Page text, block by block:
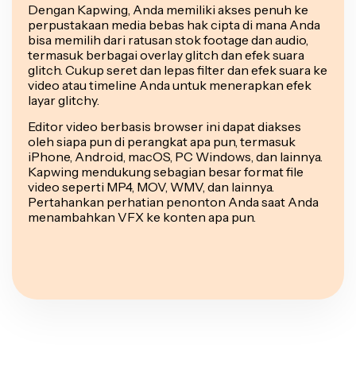
Dengan Kapwing, Anda memiliki akses penuh ke
perpustakaan media bebas hak cipta di mana Anda
bisa memilih dari ratusan stok footage dan audio,
termasuk berbagai overlay glitch dan efek suara
glitch. Cukup seret dan lepas filter dan efek suara ke
video atau timeline Anda untuk menerapkan efek
layar glitchy.
Editor video berbasis browser ini dapat diakses
oleh siapa pun di perangkat apa pun, termasuk
iPhone, Android, macOS, PC Windows, dan lainnya.
Kapwing mendukung sebagian besar format file
video seperti MP4, MOV, WMV, dan lainnya.
Pertahankan perhatian penonton Anda saat Anda
menambahkan VFX ke konten apa pun.